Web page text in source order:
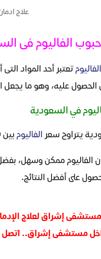
علاج
الفاليوم فى
تعتبر أحد المواد
عليه، وهو ما يجعل
في السعودية
يتراوح سعر الفاليوم بين 20-30 ريال سعودي. وهو الأمر الذى يجعل الكثير من الشباب بالبدء فى علاج ادمان الفاليوم.
الفاليوم ممكن وسهل،
على أفضل النتائج.
مستشفى إشراقلعلاج
مستشفى إشراق.. اتصل الآن